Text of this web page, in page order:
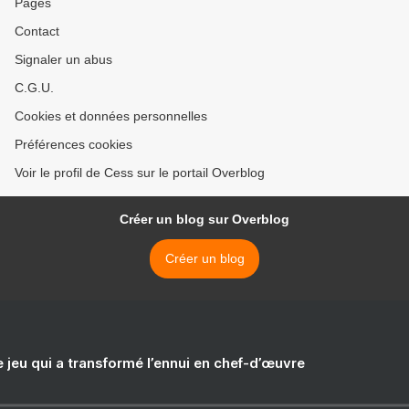
Contact
Signaler un abus
C.G.U.
Cookies et données personnelles
Préférences cookies
Voir le profil de Cess sur le portail Overblog
Créer un blog sur Overblog
Créer un blog
jeu qui a transformé l’ennui en chef-d’œuvre